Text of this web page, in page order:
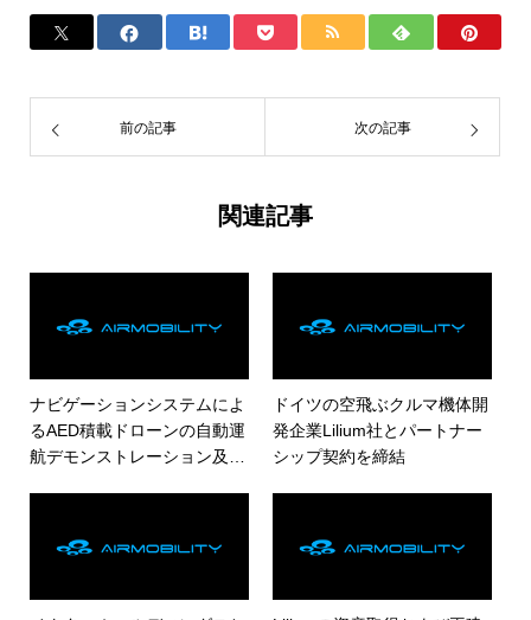
前の記事 次の記事
関連記事
ナビゲーションシステムによ
るAED積載ドローンの自動運
航デモンストレーション及び
ドイツの空飛ぶクルマ機体開
発企業Lilium社とパートナー
シップ契約を締結